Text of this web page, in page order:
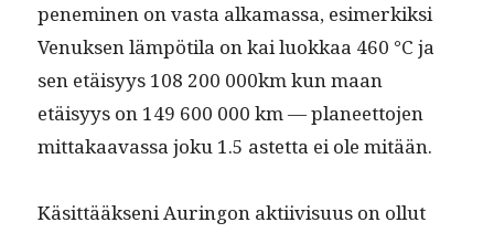
pen­e­m­i­nen on vas­ta alka­mas­sa, esimerkik­si
Venuk­sen läm­pöti­la on kai luokkaa 460 °C ja
sen etäisyys 108 200 000km kun maan
etäisyys on 149 600 000 km — pla­neet­to­jen
mit­takaavas­sa joku 1.5 astet­ta ei ole mitään.
Käsit­tääk­seni Auringon akti­ivi­su­us on ollut